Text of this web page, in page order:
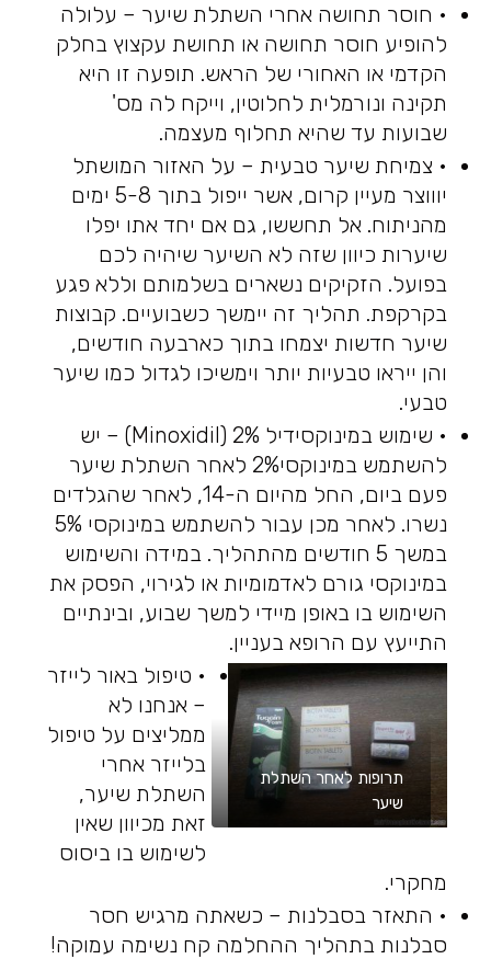
• חוסר תחושה אחרי השתלת שיער – עלולה
להופיע חוסר תחושה או תחושת עקצוץ בחלק
הקדמי או האחורי של הראש. תופעה זו היא
תקינה ונורמלית לחלוטין, וייקח לה מס'
שבועות עד שהיא תחלוף מעצמה.
• צמיחת שיער טבעית – על האזור המושתל
יוווצר מעיין קרום, אשר ייפול בתוך 5-8 ימים
מהניתוח. אל תחששו, גם אם יחד אתו יפלו
שיערות כיוון שזה לא השיער שיהיה לכם
בפועל. הזקיקים נשארים בשלמותם וללא פגע
בקרקפת. תהליך זה יימשך כשבועיים. קבוצות
שיער חדשות יצמחו בתוך כארבעה חודשים,
והן ייראו טבעיות יותר וימשיכו לגדול כמו שיער
טבעי.
• שימוש במינוקסידיל 2% (Minoxidil) – יש
להשתמש במינוקסי2% לאחר השתלת שיער
פעם ביום, החל מהיום ה-14, לאחר שהגלדים
נשרו. לאחר מכן עבור להשתמש במינוקסי 5%
במשך 5 חודשים מהתהליך. במידה והשימוש
במינוקסי גורם לאדמומיות או לגירוי, הפסק את
השימוש בו באופן מיידי למשך שבוע, ובינתיים
התייעץ עם הרופא בעניין.
תרופות לאחר השתלת
שיער
• טיפול באור לייזר
– אנחנו לא
ממליצים על טיפול
בלייזר אחרי
השתלת שיער,
זאת מכיוון שאין
לשימוש בו ביסוס
מחקרי.
• התאזר בסבלנות – כשאתה מרגיש חסר
סבלנות בתהליך ההחלמה קח נשימה עמוקה!